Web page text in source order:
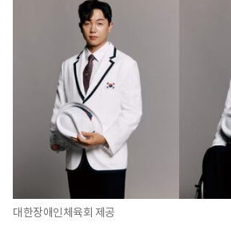
대한장애인체육회 제공